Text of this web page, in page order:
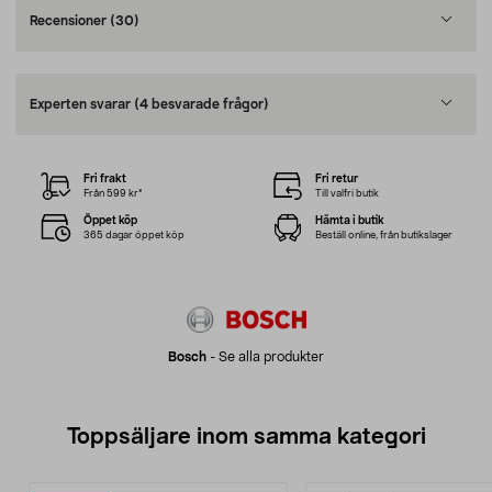
Recensioner (30)
Experten svarar (4 besvarade frågor)
Bosch - Se alla produkter
Fri frakt
Från 599 kr*
Fri retur
Till valfri butik
Öppet köp
365 dagar öppet köp
Hämta i butik
Beställ online, från butikslager
Toppsäljare inom samma kategori